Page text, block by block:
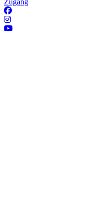
Zugang